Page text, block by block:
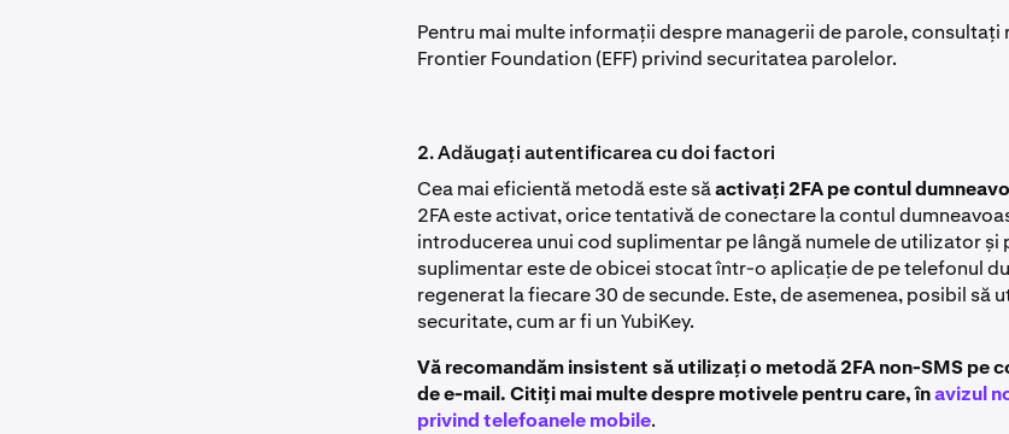
Pentru mai multe informații despre managerii de parole, consultați
Frontier Foundation (EFF) privind securitatea parolelor.
2. Adăugați autentificarea cu doi factori
Cea mai eficientă metodă este săactivați 2FA pe contul
2FA este activat, orice tentativă de conectare la contul
introducerea unui cod suplimentar pe lângă numele de utilizator și
suplimentar este de obicei stocat într-o aplicație de pe telefonul
regenerat la fiecare 30 de secunde. Este, de asemenea, posibil să
securitate, cum ar fi un YubiKey.
Vă recomandăm insistent să utilizați o metodă 2FA non-SMS pe
de e-mail. Citiți mai multe despre motivele pentru care, înavizul
privind telefoanele mobile.